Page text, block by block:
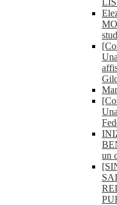
un